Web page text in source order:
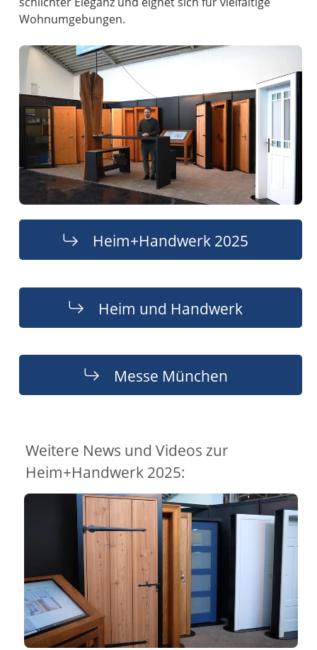
Wohnumgebungen.
Heim+Handwerk 2025
Heim und Handwerk
Messe München
Weitere News und Videos zur
Heim+Handwerk 2025: